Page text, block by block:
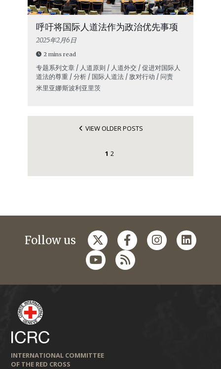
呼吁将国际人道法作为政治优先事项
2025年2月6日
2 mins read
专题系列文章 / 人道原则 / 人道外交 / 促进对国际人
道法的尊重 / 分析 / 国际人道法 / 敌对行动 / 问责
米里亚娜·斯波利亚里茨
VIEW OLDER POSTS
1 2
Follow us
INTERNATIONAL COMMITTEE
OF THE RED CROSS